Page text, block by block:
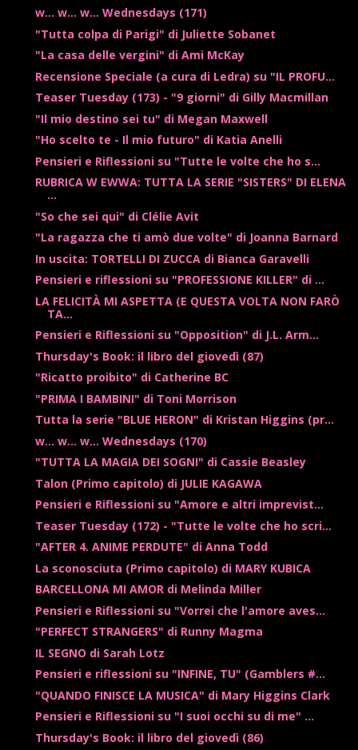
w... w... w... Wednesdays (171)
"Tutta colpa di Parigi" di Juliette Sobanet
"La casa delle vergini" di Ami McKay
Recensione Speciale (a cura di Ledra) su "IL PROFU...
Teaser Tuesday (173) - "9 giorni" di Gilly Macmillan
"Il mio destino sei tu" di Megan Maxwell
"Ho scelto te - Il mio futuro" di Katia Anelli
Pensieri e Riflessioni su "Tutte le volte che ho s...
RUBRICA W EWWA: TUTTA LA SERIE "SISTERS" DI ELENA
...
"So che sei qui" di Clélie Avit
"La ragazza che ti amò due volte" di Joanna Barnard
In uscita: TORTELLI DI ZUCCA di Bianca Garavelli
Pensieri e riflessioni su "PROFESSIONE KILLER" di ...
LA FELICITÀ MI ASPETTA (E QUESTA VOLTA NON FARÒ
TA...
Pensieri e Riflessioni su "Opposition" di J.L. Arm...
Thursday's Book: il libro del giovedì (87)
"Ricatto proibito" di Catherine BC
"PRIMA I BAMBINI" di Toni Morrison
Tutta la serie "BLUE HERON" di Kristan Higgins (pr...
w... w... w... Wednesdays (170)
"TUTTA LA MAGIA DEI SOGNI" di Cassie Beasley
Talon (Primo capitolo) di JULIE KAGAWA
Pensieri e Riflessioni su "Amore e altri imprevist...
Teaser Tuesday (172) - "Tutte le volte che ho scri...
"AFTER 4. ANIME PERDUTE" di Anna Todd
La sconosciuta (Primo capitolo) di MARY KUBICA
BARCELLONA MI AMOR di Melinda Miller
Pensieri e Riflessioni su "Vorrei che l'amore aves...
"PERFECT STRANGERS" di Runny Magma
IL SEGNO di Sarah Lotz
Pensieri e riflessioni su "INFINE, TU" (Gamblers #...
"QUANDO FINISCE LA MUSICA" di Mary Higgins Clark
Pensieri e Riflessioni su "I suoi occhi su di me" ...
Thursday's Book: il libro del giovedì (86)